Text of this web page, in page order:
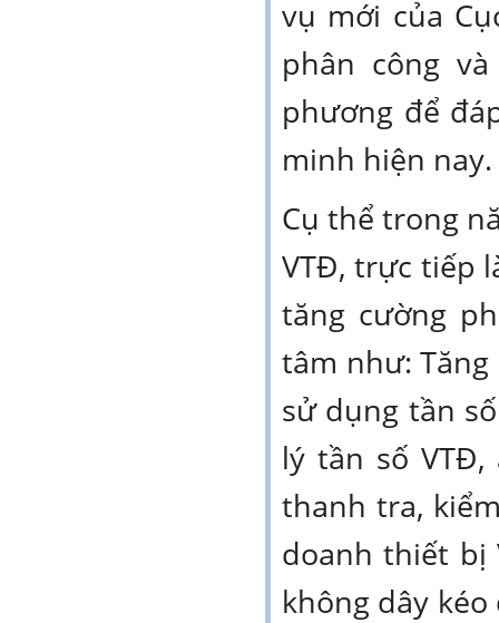
vụ mới của
phân công
phương để
minh hiện nay.
Cụ thể trong
VTĐ, trực tiếp
tăng cường
tâm như:
sử dụng tần
lý tần số
thanh tra,
doanh thiết bị
không dây